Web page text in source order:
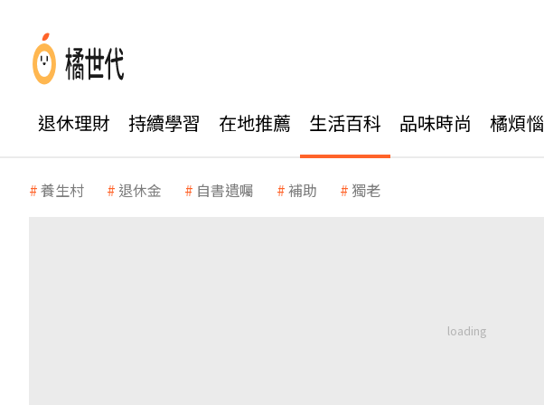
退休理財 持續學習 在地推薦 生活百科 品味時尚 橘煩惱
養生村 退休金 自書遺囑 補助 獨老